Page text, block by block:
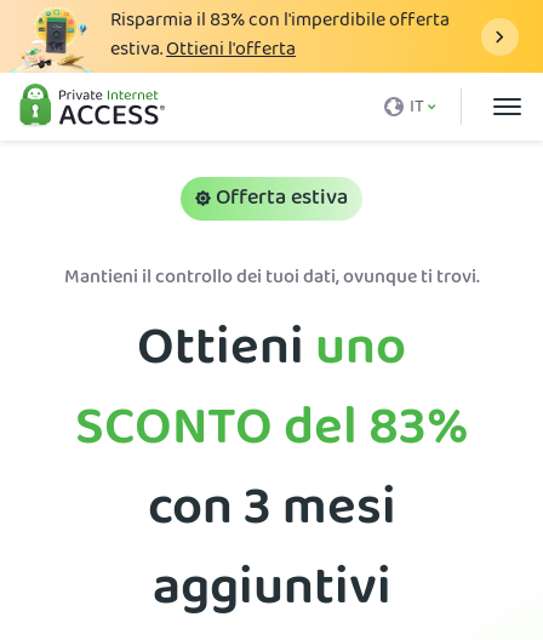
Risparmia il83%con l'imperdibile offerta
estiva.Ottieni l'offerta
IT
Cos'è una VPN
Download VPN
Assistenza
Ottieni PIA VPN
Offerta estiva
Mantieni il controllo dei tuoi dati, ovunque ti trovi.
Ottieniuno
SCONTO del83%
con 3 mesi
aggiuntivi